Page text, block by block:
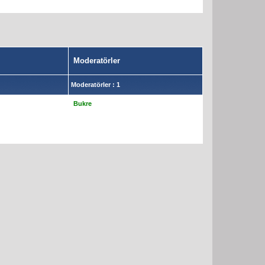
Moderatörler
Moderatörler : 1
Bukre